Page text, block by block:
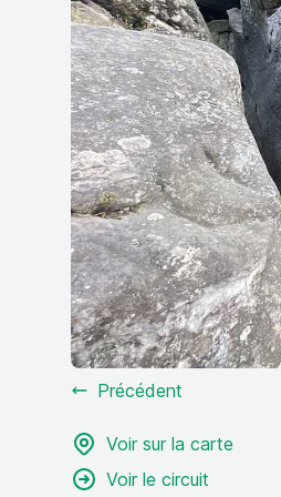
Précédent
Voir sur la carte
Voir le circuit